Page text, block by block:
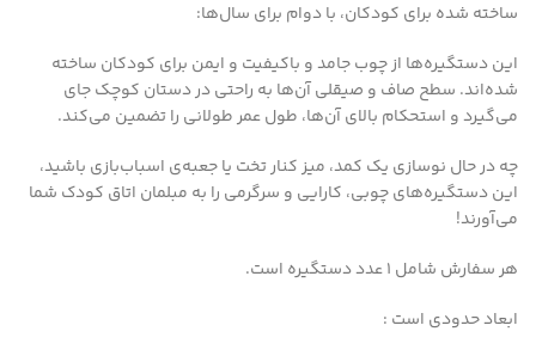
ساخته شده برای کودکان، با دوام برای سال‌ها:
این دستگیره‌ها از چوب جامد و باکیفیت و ایمن برای کودکان ساخته
شده‌اند. سطح صاف و صیقلی آن‌ها به راحتی در دستان کوچک جای
می‌گیرد و استحکام بالای آن‌ها، طول عمر طولانی را تضمین می‌کند.
چه در حال نوسازی یک کمد، میز کنار تخت یا جعبه‌ی اسباب‌بازی باشید،
این دستگیره‌های چوبی، کارایی و سرگرمی را به مبلمان اتاق کودک شما
می‌آورند!
هر سفارش شامل ۱ عدد دستگیره است.
ابعاد حدودی است :